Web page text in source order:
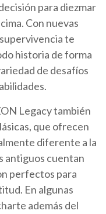
para diezmar
Con nuevas
te
historia de forma
de desafíos
Legacy también
que ofrecen
diferente a la
antiguos cuentan
perfectos para
En algunas
además del